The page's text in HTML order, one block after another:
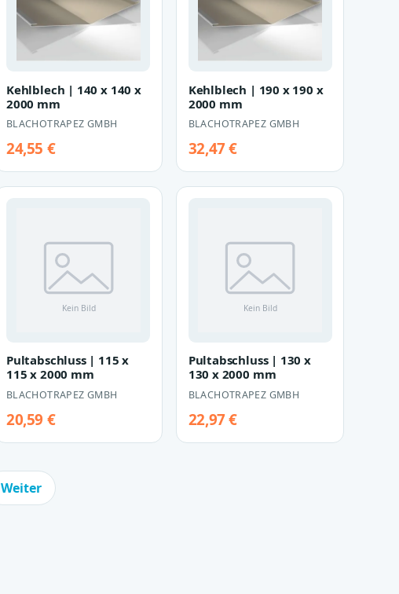
Kehlblech | 140 x 140 x
2000 mm
BLACHOTRAPEZ GMBH
24,55 €
Kehlblech | 190 x 190 x
2000 mm
BLACHOTRAPEZ GMBH
32,47 €
Pultabschluss | 115 x
115 x 2000 mm
BLACHOTRAPEZ GMBH
20,59 €
Pultabschluss | 130 x
130 x 2000 mm
BLACHOTRAPEZ GMBH
22,97 €
Weiter